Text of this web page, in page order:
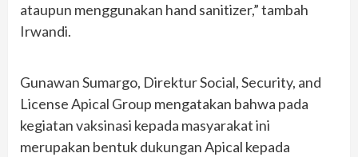
ataupun menggunakan hand sanitizer,” tambah
Irwandi.
Gunawan Sumargo, Direktur Social, Security, and
License Apical Group mengatakan bahwa pada
kegiatan vaksinasi kepada masyarakat ini
merupakan bentuk dukungan Apical kepada